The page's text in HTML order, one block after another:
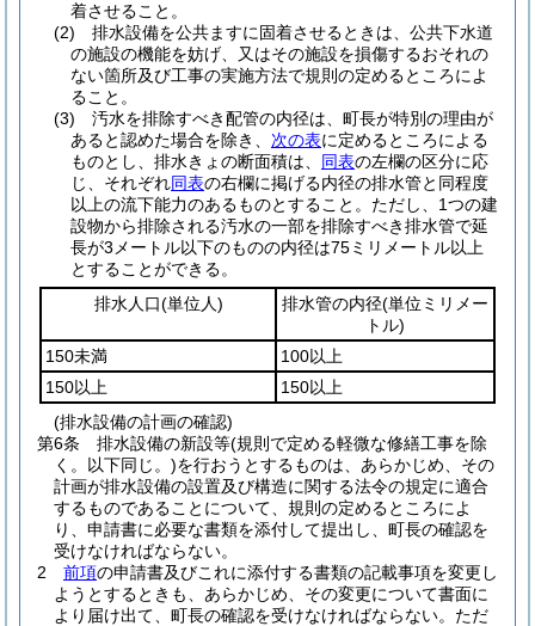
着させること。
(2)
排水設備を公共ますに固着させるときは、公共下水道
の施設の機能を妨げ、又はその施設を損傷するおそれの
ない箇所及び工事の実施方法で規則の定めるところによ
ること。
(3)
汚水を排除すべき配管の内径は、町長が特別の理由が
あると認めた場合を除き、 次の表に定めるところによる
ものとし、排水きょの断面積は、 同表の左欄の区分に応
じ、それぞれ同表の右欄に掲げる内径の排水管と同程度
以上の流下能力のあるものとすること。 ただし、1つの建
設物から排除される汚水の一部を排除すべき排水管で延
長が3メートル以下のものの内径は75ミリメートル以上
とすることができる。
排水人口(単位人) 排水管の内径(単位ミリメー
トル)
150未満
100以上
150以上
150以上
(排水設備の計画の確認)
第6条
排水設備の新設等(規則で定める軽微な修繕工事を除
く。以下同じ。)を行おうとするものは、あらかじめ、その
計画が排水設備の設置及び構造に関する法令の規定に適合
するものであることについて、規則の定めるところによ
り、申請書に必要な書類を添付して提出し、町長の確認を
受けなければならない。
2
前項の申請書及びこれに添付する書類の記載事項を変更し
ようとするときも、あらかじめ、その変更について書面に
より届け出て、町長の確認を受けなければならない。 ただ